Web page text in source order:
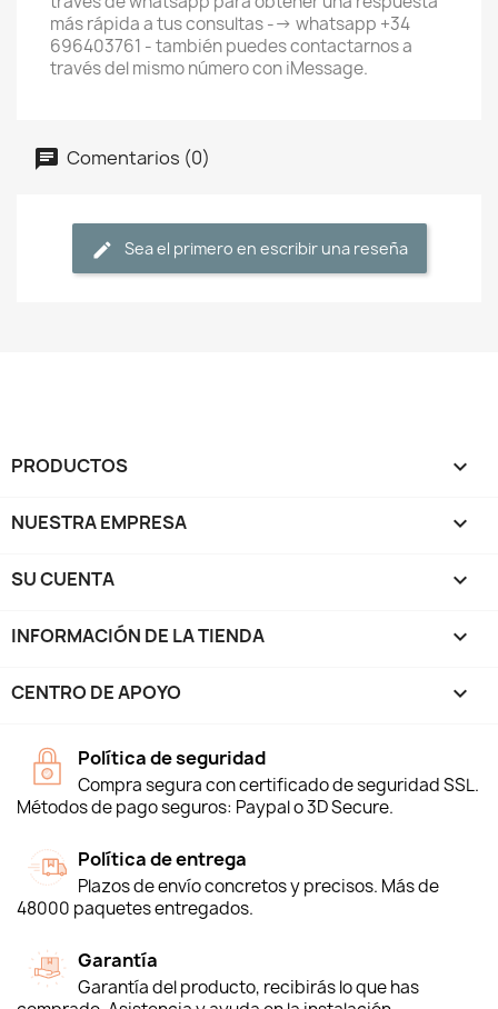
más rápida a tus consultas --> whatsapp +34
696403761 - también puedes contactarnos a
través del mismo número con iMessage.
Comentarios (0)
Sea el primero en escribir una reseña
PRODUCTOS 
NUESTRA EMPRESA 
SU CUENTA 
INFORMACIÓN DE LA TIENDA keyboard_arrow_down
CENTRO DE APOYO 
Política de seguridad
Compra segura con certificado de seguridad SSL.
Métodos de pago seguros: Paypal o 3D Secure.
Política de entrega
Plazos de envío concretos y precisos. Más de
48000 paquetes entregados.
Garantía
Garantía del producto, recibirás lo que has